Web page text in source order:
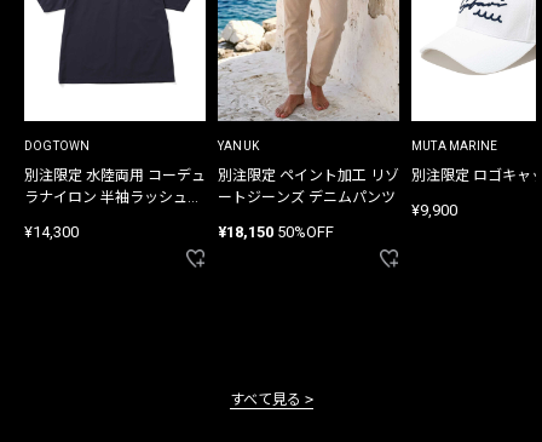
DOGTOWN
別注限定 水陸両用 コーデュ
ラナイロン 半袖ラッシュガ
¥14,300
YANUK
別注限定 ペイント加工 リゾ
ートジーンズ デニムパンツ
¥18,150 50%OFF
MUTA MARINE
別注限定 ロゴキャ
¥9,900
すべて見る